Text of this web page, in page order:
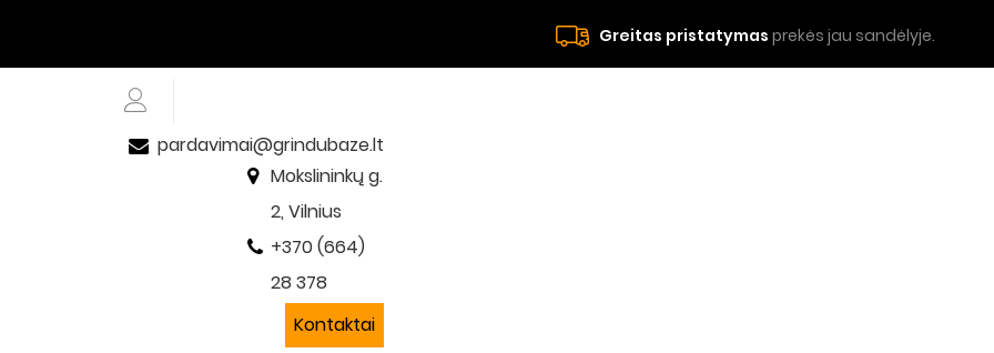
Greitas pristatymas prekės jau sandėlyje.
pardavimai@grindubaze.lt
Mokslininkų g.
2, Vilnius
+370 (664)
28 378
Kontaktai